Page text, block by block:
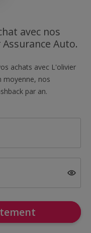
avec nos
Auto.
achats avec L'olivier
moyenne, nos
par an.